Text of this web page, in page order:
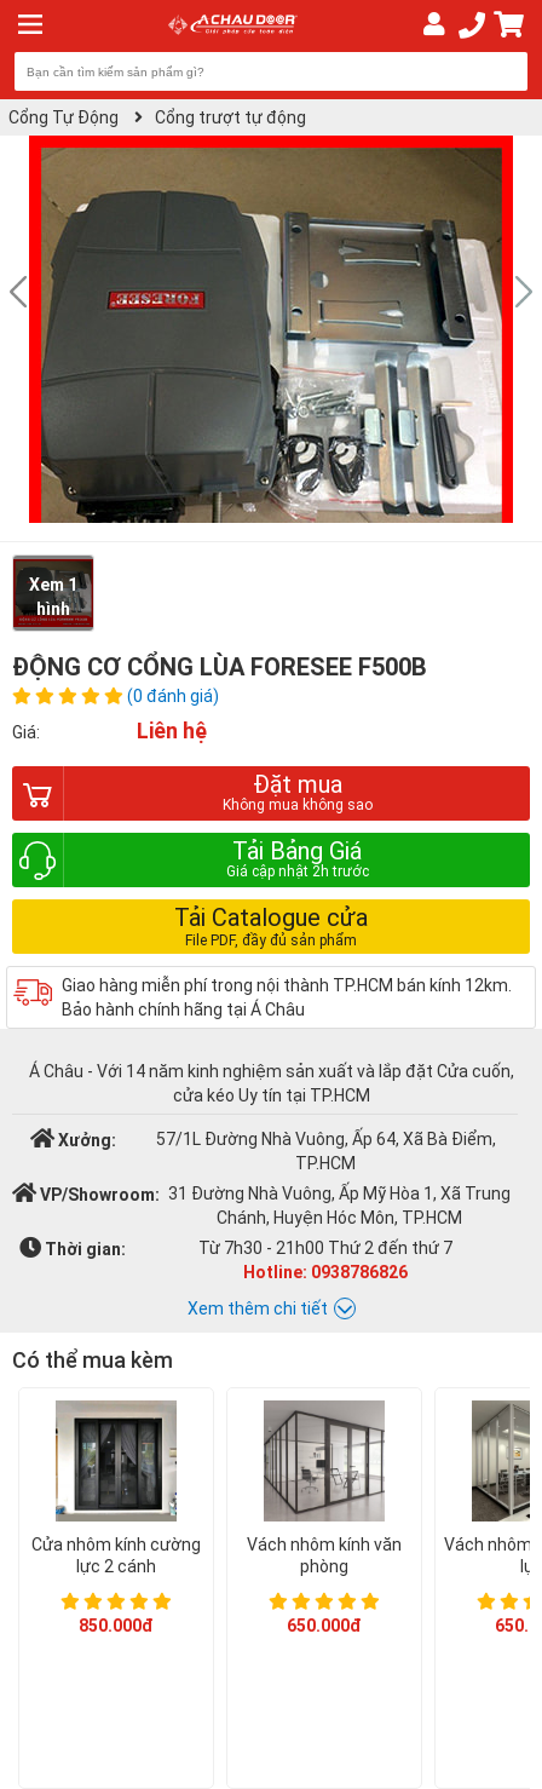
Cổng Tự Động Cổng trượt tự động
Xem 1
hình
ĐỘNG CƠ CỔNG LÙA FORESEE F500B
(0 đánh giá)
Giá:
Liên hệ
Đặt mua
Tải Bảng Giá
Tải Catalogue cửa
Giao hàng miễn phí trong nội thành TP.HCM bán kính 12km.
Bảo hành chính hãng tại Á Châu
Á Châu - Với 14 năm kinh nghiệm sản xuất và lắp đặt Cửa cuốn,
cửa kéo Uy tín tại TP.HCM
Xưởng:
57/1L Đường Nhà Vuông, Ấp 64, Xã Bà Điểm,
TP.HCM
VP/Showroom: 31 Đường Nhà Vuông, Ấp Mỹ Hòa 1, Xã Trung
Chánh, Huyện Hóc Môn, TP.HCM
Thời gian:
Từ 7h30 - 21h00 Thứ 2 đến thứ 7
Hotline: 0938786826
Xem thêm chi tiết
Chat với Á CHÂU:
Á CHÂU
0938786826
Email:cuacuonachau@gmail.com
Có thể mua kèm
Cửa nhôm kính cường
lực 2 cánh
850.000đ
Vách nhôm kính văn
phòng
650.000đ
Vách nhôm